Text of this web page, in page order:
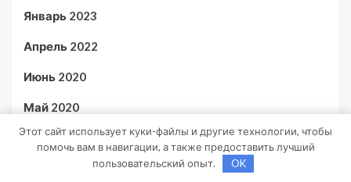
Январь 2023
Апрель 2022
Июнь 2020
Май 2020
Июль 2019
Этот сайт использует куки-файлы и другие технологии, чтобы
помочь вам в навигации, а также предоставить лучший
пользовательский опыт.
OK